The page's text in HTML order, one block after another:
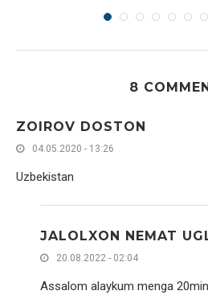
8
ZOIROV DOSTON
04.05.2020 - 13:26
Uzbekistan
JALOLXON NEMAT
20.08.2022 - 02:04
Assalom alaykum menga